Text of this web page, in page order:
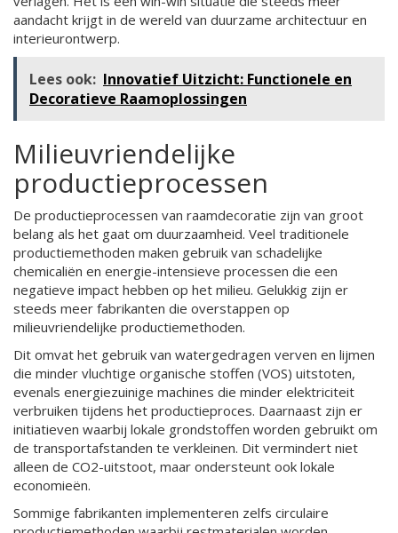
aandacht krijgt in de wereld van duurzame architectuur en
interieurontwerp.
Lees ook: Innovatief Uitzicht: Functionele en
Decoratieve Raamoplossingen
Milieuvriendelijke
productieprocessen
De productieprocessen van raamdecoratie zijn van groot
belang als het gaat om duurzaamheid. Veel traditionele
productiemethoden maken gebruik van schadelijke
chemicaliën en energie-intensieve processen die een
negatieve impact hebben op het milieu. Gelukkig zijn er
steeds meer fabrikanten die overstappen op
milieuvriendelijke productiemethoden.
Dit omvat het gebruik van watergedragen verven en lijmen
die minder vluchtige organische stoffen (VOS) uitstoten,
evenals energiezuinige machines die minder elektriciteit
verbruiken tijdens het productieproces. Daarnaast zijn er
initiatieven waarbij lokale grondstoffen worden gebruikt om
de transportafstanden te verkleinen. Dit vermindert niet
alleen de CO2-uitstoot, maar ondersteunt ook lokale
economieën.
Sommige fabrikanten implementeren zelfs circulaire